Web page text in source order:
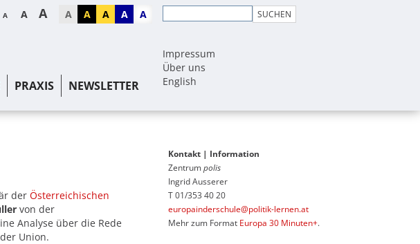
A A A A A A A A
PRAXIS NEWSLETTER
Impressum
Über uns
English
der Österreichischen
von der
Analyse über die Rede
Union.
Kontakt | Information
Zentrumpolis
Ingrid Ausserer
T 01/353 40 20
europainderschule@politik-lernen.at
Mehr zum Format Europa 30 Minuten+.